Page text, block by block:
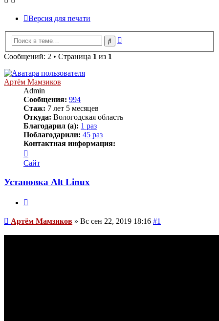
Версия для печати
Поиск
Сообщений: 2 • Страница 1 из 1
Артём Мамзиков
Admin
Сообщения: 994
Стаж: 7 лет 5 месяцев
Откуда: Вологодская область
Благодарил (а): 1 раз
Поблагодарили: 45 раз
Контактная информация:
информация
пользователя
Мамзиков
Сайт
Установка Alt Linux
Сообщение
Артём Мамзиков » Вс сен 22, 2019 18:16 #1